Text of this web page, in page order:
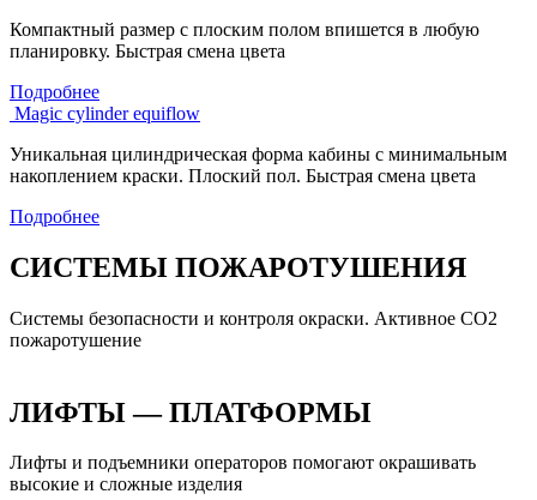
Компактный размер с плоским полом впишется в любую
планировку. Быстрая смена цвета
Подробнее
Magic cylinder equiflow
Уникальная цилиндрическая форма кабины с минимальным
накоплением краски. Плоский пол. Быстрая смена цвета
Подробнее
СИСТЕМЫ ПОЖАРОТУШЕНИЯ
Системы безопасности и контроля окраски. Активное СО2
пожаротушение
ЛИФТЫ — ПЛАТФОРМЫ
Лифты и подъемники операторов помогают окрашивать
высокие и сложные изделия